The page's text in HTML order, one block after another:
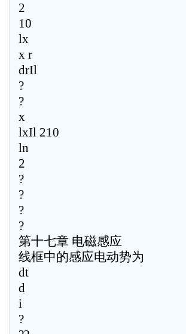
2
10
lx
x r
drIl
?
?
x
lxIl 210
ln
2
?
?
?
?
第十七章 电磁感应
线框中的感应电动势为
dt
d
i
?